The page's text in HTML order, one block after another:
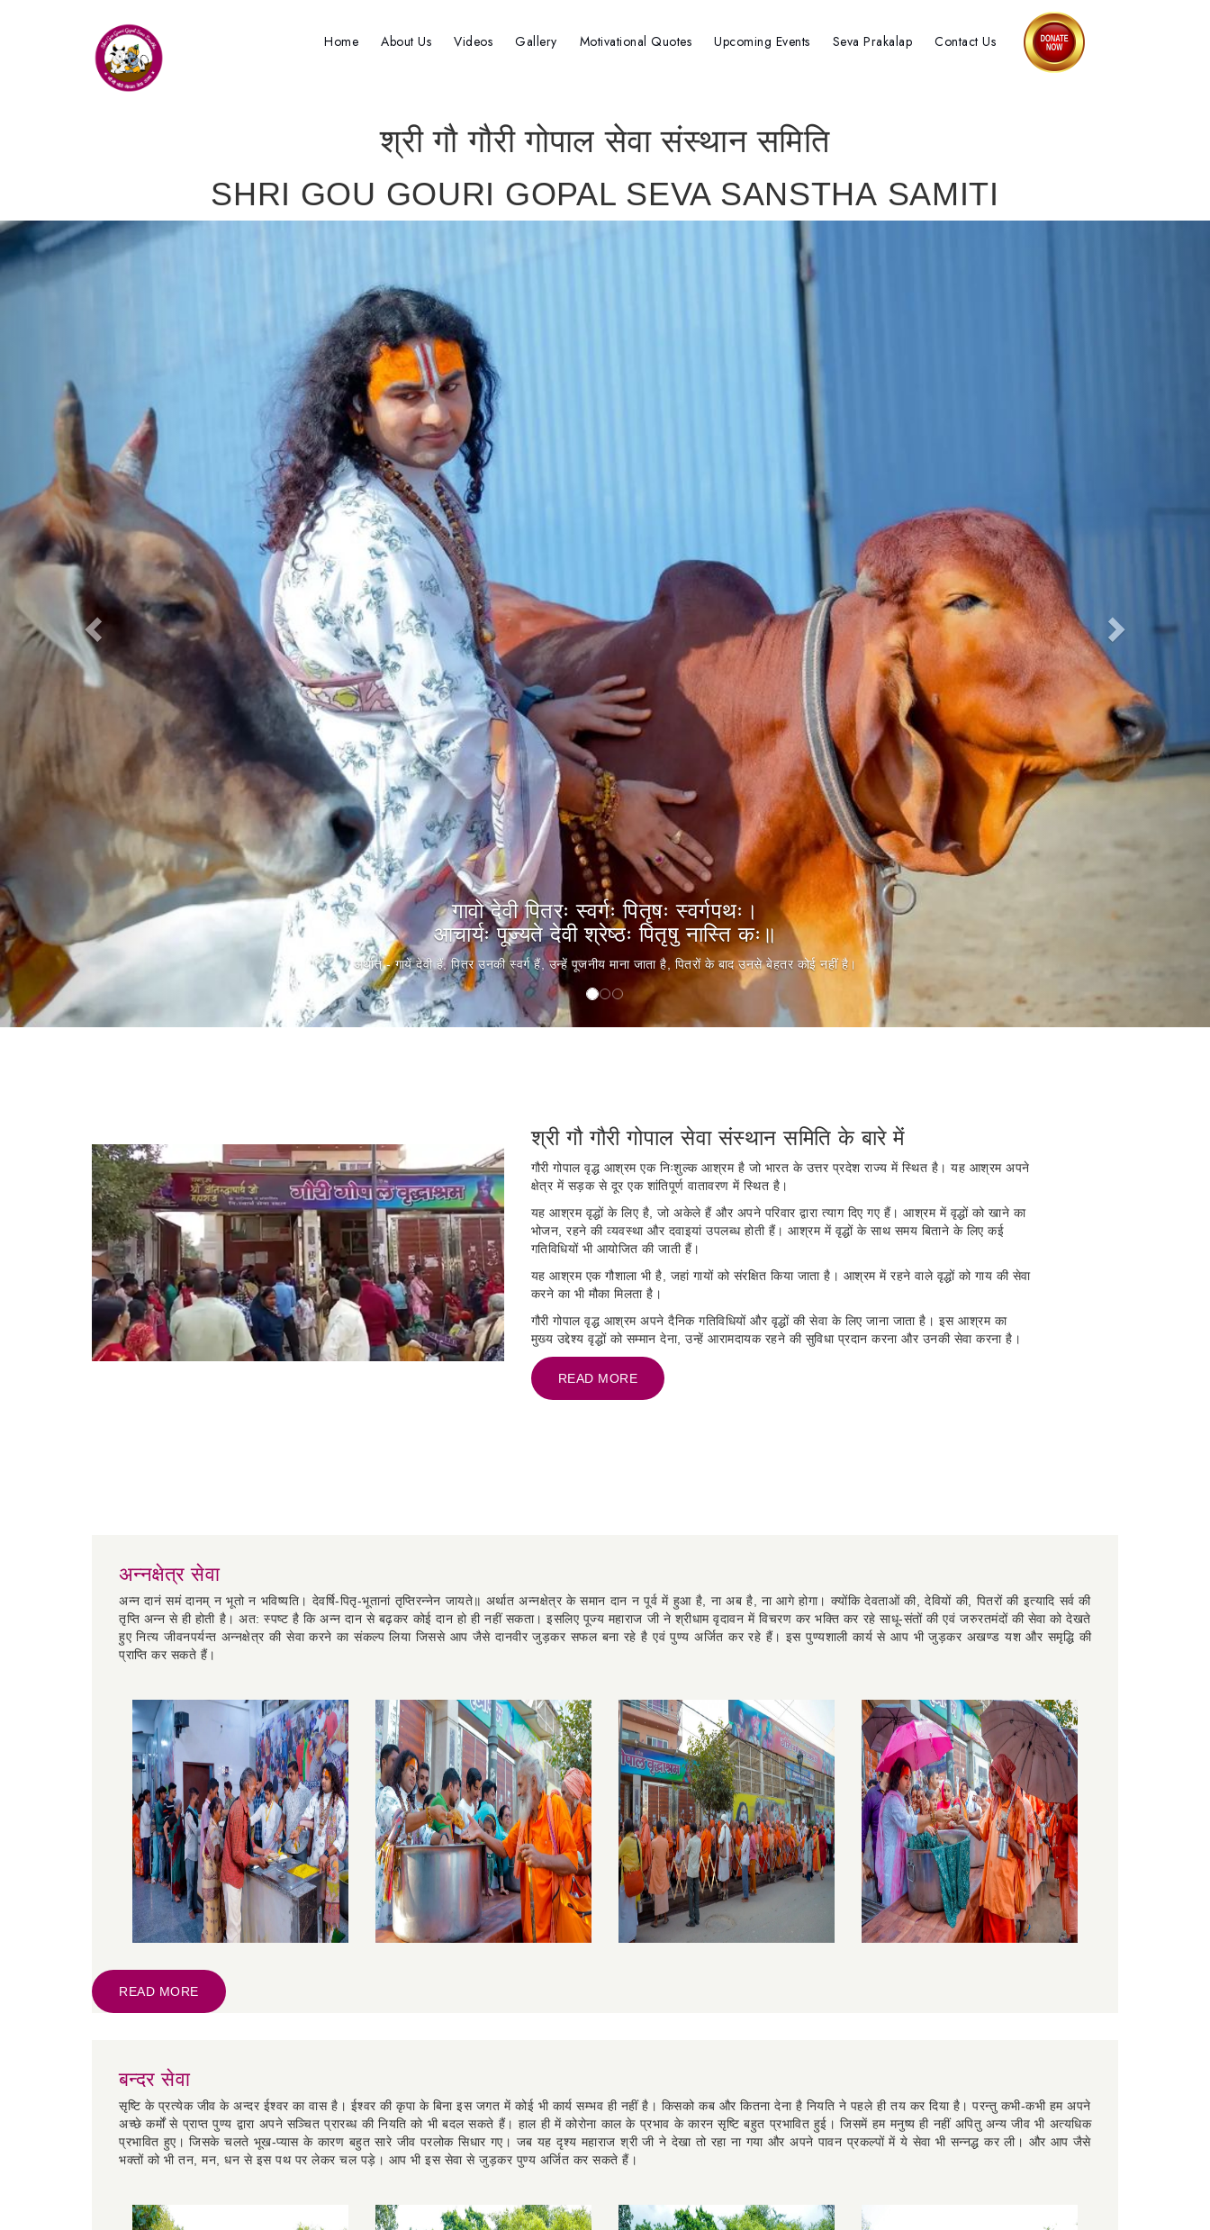
Home About Us Videos Gallery Motivational Quotes Upcoming Events Seva Prakalap Contact Us
श्री गौ गौरी गोपाल सेवा संस्थान समिति
SHRI GOU GOURI GOPAL SEVA SANSTHA SAMITI
मातृदेवो भव, पितृदेवो भव, आचार्यदेवो भव, अतिथिदेवो भव।
यान्यनवद्यानि कर्माणि तानि सेवितव्यानि नो इतराणि॥
माता, पिता, गुरु और अतिथि ईश्वर के समान होते हैं। जो कर्म नए और अज्ञात होते हैं, उन्हें करने के लिए सेवा की जानी चाहिए, और कुछ नहीं।
Previous
श्री गौ गौरी गोपाल सेवा संस्थान समिति के बारे में
गौरी गोपाल वृद्ध आश्रम एक निःशुल्क आश्रम है जो भारत के उत्तर प्रदेश राज्य में स्थित है। यह आश्रम अपने
क्षेत्र में सड़क से दूर एक शांतिपूर्ण वातावरण में स्थित है।
यह आश्रम वृद्धों के लिए है, जो अकेले हैं और अपने परिवार द्वारा त्याग दिए गए हैं। आश्रम में वृद्धों को खाने का
भोजन, रहने की व्यवस्था और दवाइयां उपलब्ध होती हैं। आश्रम में वृद्धों के साथ समय बिताने के लिए कई
गतिविधियों भी आयोजित की जाती हैं।
यह आश्रम एक गौशाला भी है, जहां गायों को संरक्षित किया जाता है। आश्रम में रहने वाले वृद्धों को गाय की सेवा
करने का भी मौका मिलता है।
गौरी गोपाल वृद्ध आश्रम अपने दैनिक गतिविधियों और वृद्धों की सेवा के लिए जाना जाता है। इस आश्रम का
मुख्य उद्देश्य वृद्धों को सम्मान देना, उन्हें आरामदायक रहने की सुविधा प्रदान करना और उनकी सेवा करना है।
READ MORE
अन्नक्षेत्र सेवा
अन्न दानं समं दानम् न भूतो न भविष्यति। देवर्षि-पितृ-भूतानां तृप्तिरन्नेन जायते॥ अर्थात अन्नक्षेत्र के समान दान न पूर्व में हुआ है, ना अब है, ना आगे होगा। क्योंकि देवताओं की, देवियों की, पितरों की इत्यादि सर्व की
तृप्ति अन्न से ही होती है। अत: स्पष्ट है कि अन्न दान से बढ़कर कोई दान हो ही नहीं सकता। इसलिए पूज्य महाराज जी ने श्रीधाम वृदावन में विचरण कर भक्ति कर रहे साधू-संतों की एवं जरुरतमंदों की सेवा को देखते
हुए नित्य जीवनपर्यन्त अन्नक्षेत्र की सेवा करने का संकल्प लिया जिससे आप जैसे दानवीर जुड़कर सफल बना रहे है एवं पुण्य अर्जित कर रहे हैं। इस पुण्यशाली कार्य से आप भी जुड़कर अखण्ड यश और समृद्धि की
READ MORE
बन्दर सेवा
सृष्टि के प्रत्येक जीव के अन्दर ईश्वर का वास है। ईश्वर की कृपा के बिना इस जगत में कोई भी कार्य सम्भव ही नहीं है। किसको कब और कितना देना है नियति ने पहले ही तय कर दिया है। परन्तु कभी-कभी हम अपने
अच्छे कर्मों से प्राप्त पुण्य द्वारा अपने सञ्चित प्रारब्ध की नियति को भी बदल सकते हैं। हाल ही में कोरोना काल के प्रभाव के कारन सृष्टि बहुत प्रभावित हुई। जिसमें हम मनुष्य ही नहीं अपितु अन्य जीव भी अत्यधिक
प्रभावित हुए। जिसके चलते भूख-प्यास के कारण बहुत सारे जीव परलोक सिधार गए। जब यह दृश्य महाराज श्री जी ने देखा तो रहा ना गया और अपने पावन प्रकल्पों में ये सेवा भी सन्नद्ध कर ली। और आप जैसे